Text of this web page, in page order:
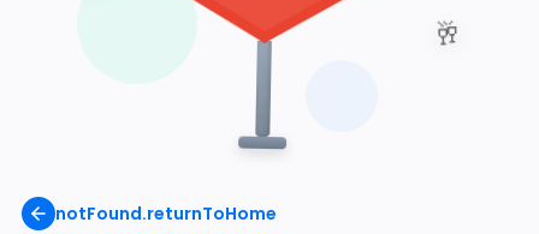
notFound.returnToHome
🥂